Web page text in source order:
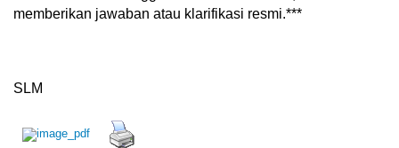
memberikan jawaban atau klarifikasi resmi.***
SLM